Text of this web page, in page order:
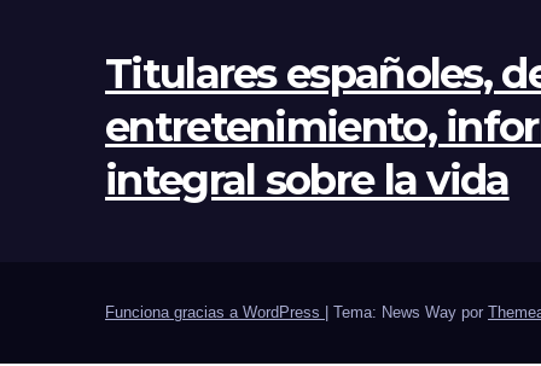
Titulares españoles,
entretenimiento,
integral sobre la vida
Funciona gracias a WordPress Tema: News Way por